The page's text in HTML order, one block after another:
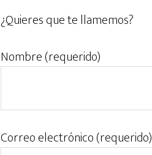
¿Quieres que te llamemos?
Nombre (requerido)
Correo electrónico (requerido)